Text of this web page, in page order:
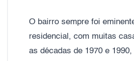
O bairro sempre foi
residencial, com muitas
as décadas de 1970 e 1990,